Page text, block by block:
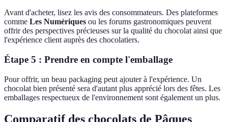
Avant d'acheter, lisez les avis des consommateurs. Des plateformes
comme Les Numériques ou les forums gastronomiques peuvent
offrir des perspectives précieuses sur la qualité du chocolat ainsi que
l'expérience client auprès des chocolatiers.
Étape 5 : Prendre en compte l'emballage
Pour offrir, un beau packaging peut ajouter à l'expérience. Un
chocolat bien présenté sera d'autant plus apprécié lors des fêtes. Les
emballages respectueux de l'environnement sont également un plus.
Comparatif des chocolats de Pâques